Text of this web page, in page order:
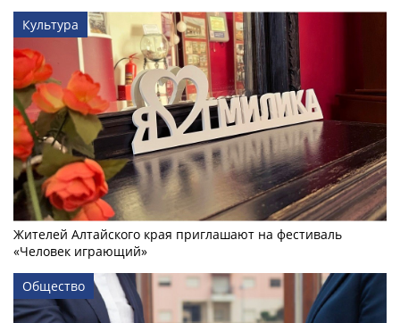
Культура
Жителей Алтайского края приглашают на фестиваль
«Человек играющий»
Общество